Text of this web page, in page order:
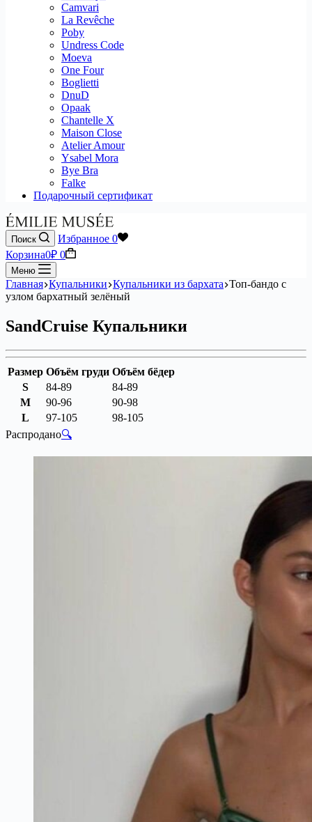
Camvari
La Revêche
Poby
Undress Code
Moeva
One Four
Boglietti
DnuD
Opaak
Chantelle X
Maison Close
Atelier Amour
Ysabel Mora
Bye Bra
Falke
Подарочный сертификат
Поиск Избранное 0
Корзина0₽ 0
Меню
Главная Купальники Купальники из бархата Топ-бандо с
узлом бархатный зелёный
SandCruise Купальники
Размер Объём груди Объём бёдер
S
84-89
84-89
M
90-96
90-98
L
97-105
98-105
Распродано🔍